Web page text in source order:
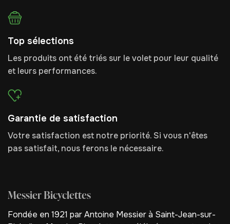
Top sélections
Les produits ont été triés sur le volet pour leur qualité
et leurs performances.
Garantie de satisfaction
Votre satisfaction est notre priorité. Si vous n'êtes
pas satisfait, nous ferons le nécessaire.
Messier Bicyclettes
Fondée en 1921 par Antoine Messier à Saint-Jean-sur-